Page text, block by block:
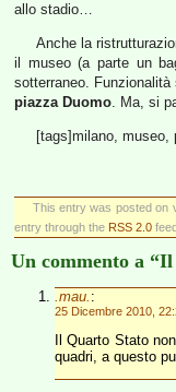
allo stadio…
Anche la
il museo (a parte un
sotterraneo.
piazza Duomo. Ma, si
[tags]milano, museo,
This entry was posted on
entry through the RSS 2.0
Un commento a “Il
.mau. :
25 Dicembre 2010,
Il Quarto Stato
quadri, a questo